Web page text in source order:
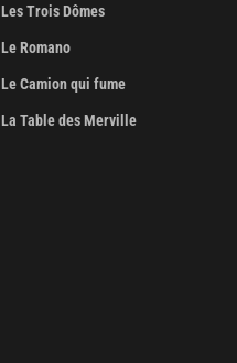
Les Trois Dômes
Le Romano
Le Camion qui fume
La Table des Merville